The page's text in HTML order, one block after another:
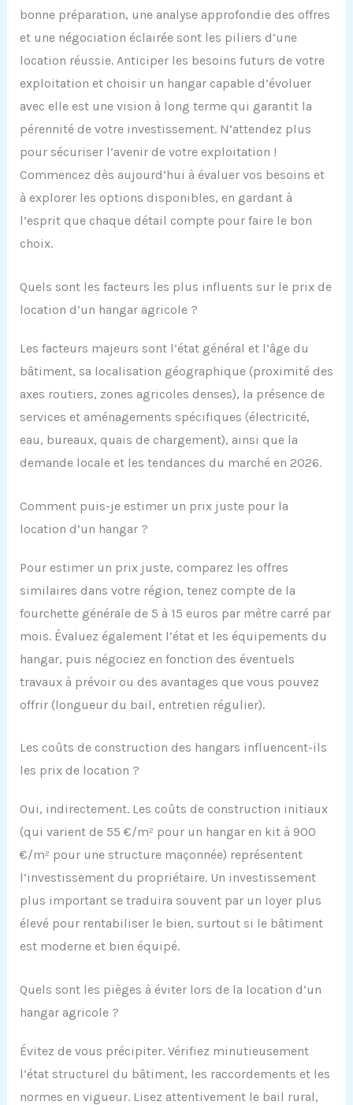
bonne préparation, une analyse approfondie des offres
et une négociation éclairée sont les piliers d’une
location réussie. Anticiper les besoins futurs de votre
exploitation et choisir un hangar capable d’évoluer
avec elle est une vision à long terme qui garantit la
pérennité de votre investissement. N’attendez plus
pour sécuriser l’avenir de votre exploitation !
Commencez dès aujourd’hui à évaluer vos besoins et
à explorer les options disponibles, en gardant à
l’esprit que chaque détail compte pour faire le bon
choix.
Quels sont les facteurs les plus influents sur le prix de
location d’un hangar agricole ?
Les facteurs majeurs sont l’état général et l’âge du
bâtiment, sa localisation géographique (proximité des
axes routiers, zones agricoles denses), la présence de
services et aménagements spécifiques (électricité,
eau, bureaux, quais de chargement), ainsi que la
demande locale et les tendances du marché en 2026.
Comment puis-je estimer un prix juste pour la
location d’un hangar ?
Pour estimer un prix juste, comparez les offres
similaires dans votre région, tenez compte de la
fourchette générale de 5 à 15 euros par mètre carré par
mois. Évaluez également l’état et les équipements du
hangar, puis négociez en fonction des éventuels
travaux à prévoir ou des avantages que vous pouvez
offrir (longueur du bail, entretien régulier).
Les coûts de construction des hangars influencent-ils
les prix de location ?
Oui, indirectement. Les coûts de construction initiaux
(qui varient de 55 €/m² pour un hangar en kit à 900
€/m² pour une structure maçonnée) représentent
l’investissement du propriétaire. Un investissement
plus important se traduira souvent par un loyer plus
élevé pour rentabiliser le bien, surtout si le bâtiment
est moderne et bien équipé.
Quels sont les pièges à éviter lors de la location d’un
hangar agricole ?
Évitez de vous précipiter. Vérifiez minutieusement
l’état structurel du bâtiment, les raccordements et les
normes en vigueur. Lisez attentivement le bail rural,